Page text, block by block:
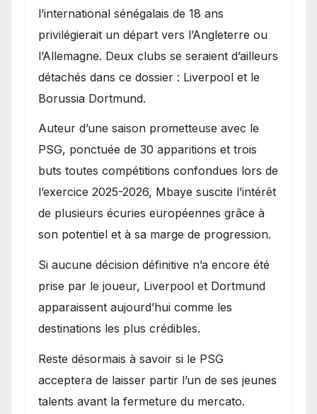
l’international sénégalais de 18 ans
privilégierait un départ vers l’Angleterre ou
l’Allemagne. Deux clubs se seraient d’ailleurs
détachés dans ce dossier : Liverpool et le
Borussia Dortmund.
Auteur d’une saison prometteuse avec le
PSG, ponctuée de 30 apparitions et trois
buts toutes compétitions confondues lors de
l’exercice 2025-2026, Mbaye suscite l’intérêt
de plusieurs écuries européennes grâce à
son potentiel et à sa marge de progression.
Si aucune décision définitive n’a encore été
prise par le joueur, Liverpool et Dortmund
apparaissent aujourd’hui comme les
destinations les plus crédibles.
Reste désormais à savoir si le PSG
acceptera de laisser partir l’un de ses jeunes
talents avant la fermeture du mercato.